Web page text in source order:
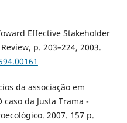
Effective Stakeholder
p. 203–224, 2003.
da associação em
da Justa Trama -
2007. 157 p.